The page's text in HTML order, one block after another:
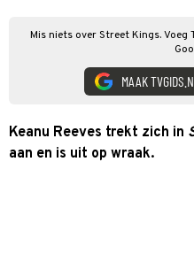
Mis niets over Street Kings.
MAAK
Keanu Reeves trekt zich in
aan en is uit op wraak.